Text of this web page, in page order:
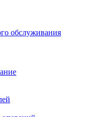
обслуживания